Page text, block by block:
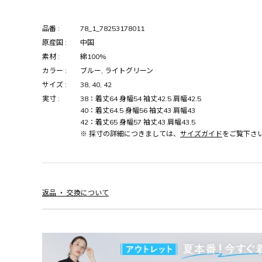
品番 :
78_1_78253178011
原産国 :
中国
素材 :
綿100%
カラー :
ブルー, ライトグリーン
サイズ :
38, 40, 42
実寸 :
38：着丈64 身幅54 袖丈42.5 肩幅42.5
40：着丈64.5 身幅56 袖丈43 肩幅43
42：着丈65 身幅57 袖丈43 肩幅43.5
※ 採寸の詳細につきましては、 サイズガイドをご覧下さ
返品 ・ 交換について